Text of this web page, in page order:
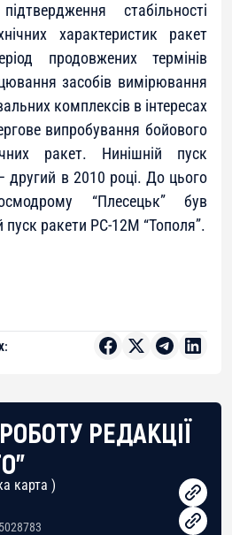
стабільності
характеристик ракет
продовжених термінів
засобів вимірювання
комплексів в інтересах
випробування бойового
ракет. Нинішній пуск
другий в 2010 році. До цього
“Плесецьк” був
пуск ракети РС-12М “Тополя”.
РЕДАКЦІЇ
карта )